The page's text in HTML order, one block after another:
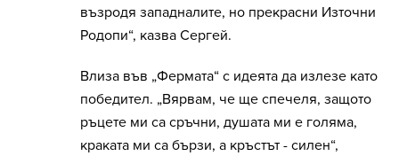
възродя западналите, но прекрасни Източни
Родопи“, казва Сергей.
Влиза във „Фермата“ с идеята да излезе като
победител. „Вярвам, че ще спечеля, защото
ръцете ми са сръчни, душата ми е голяма,
краката ми са бързи, а кръстът - силен“,